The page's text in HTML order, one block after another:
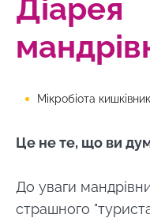
Діарея
Мікробіота
Це не те, що ви
До уваги
страшного